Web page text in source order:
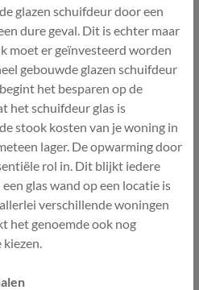
glazen schuifdeur door een
dure geval. Dit is echter maar
moet er geïnvesteerd worden
gebouwde glazen schuifdeur
het besparen op de
het schuifdeur glas is
stook kosten van je woning in
lager. De opwarming door
rol in. Dit blijkt iedere
glas wand op een locatie is
verschillende woningen
het genoemde ook nog